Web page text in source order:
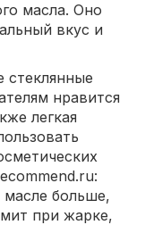
масла. Оно
вкус и
нравится
легкая
больше,
при жарке,